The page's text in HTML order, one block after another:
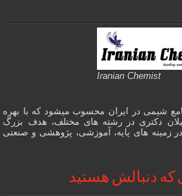
Iranian Chemist
شیمی در ایران محسوب میشود که با بهره
دکتری در رشته های مختلف، هدف بزرگ
های پایه، آموزشی، پژوهشی و صنعتی
دنبالش هستید